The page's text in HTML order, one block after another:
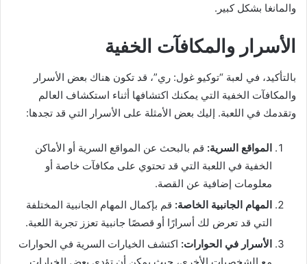
والمانغا بشكل كبير.
الأسرار والمكافآت الخفية
بالتأكيد، في لعبة “توكيو غول: ري”، قد تكون هناك بعض الأسرار
والمكافآت الخفية التي يمكنك اكتشافها أثناء استكشاف العالم
وتقدمك في اللعبة. إليك بعض الأمثلة على الأسرار التي قد تجدها:
المواقع السرية: قم بالبحث عن المواقع السرية أو الأماكن
الخفية في اللعبة التي قد تحتوي على مكافآت خاصة أو
معلومات إضافية عن القصة.
المهام الجانبية الخاصة: قم بإكمال المهام الجانبية المختلفة
التي قد تعرض لك أسرارًا أو قصصًا جانبية تعزز تجربة اللعبة.
الأسرار في الحوارات: اكتشف الخيارات السرية في الحوارات